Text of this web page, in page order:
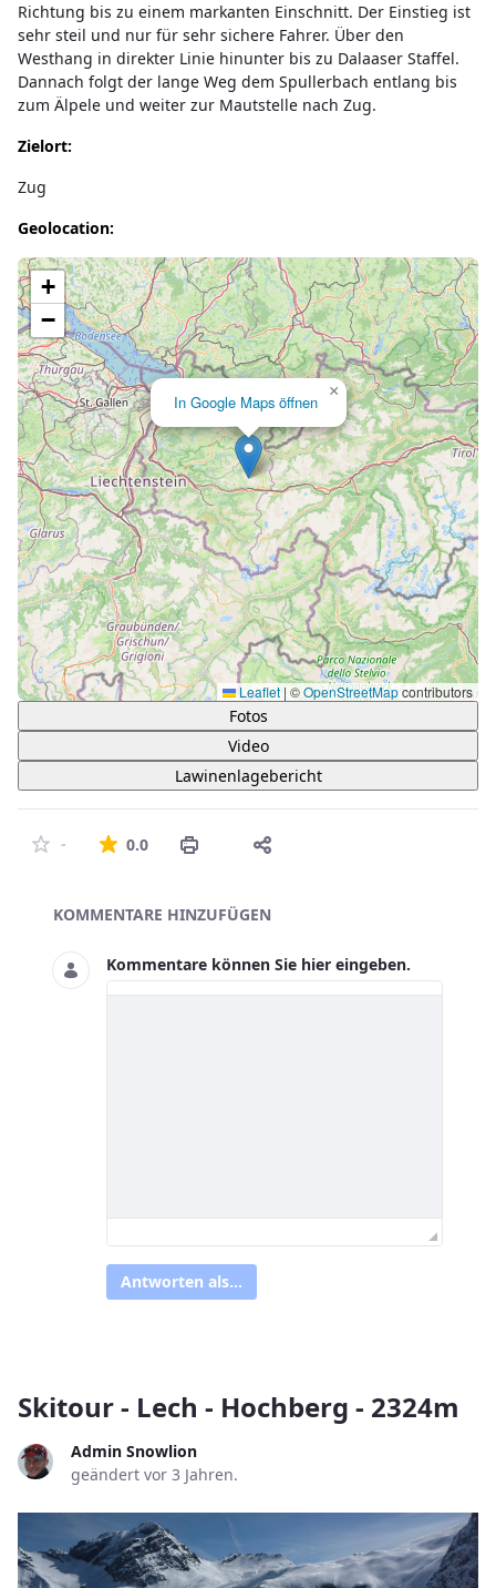
Richtung bis zu einem markanten Einschnitt. Der Einstieg ist
sehr steil und nur für sehr sichere Fahrer. Über den
Westhang in direkter Linie hinunter bis zu Dalaaser Staffel.
Dannach folgt der lange Weg dem Spullerbach entlang bis
zum Älpele und weiter zur Mautstelle nach Zug.
Zielort:
Zug
Geolocation:
Lade Karte...
In Google Maps öffnen
×
+
−
Leaflet | ©OpenStreetMapcontributors
Fotos
Video
Lawinenlagebericht
- 0.0Die durchschnittliche Bewertung ist 0 von 5
Asset-Herausgeber
KOMMENTARE HINZUFÜGEN
Kommentare können Sie hier eingeben.
Antworten als...
Skitour - Lech - Hochberg - 2324m
Admin Snowlion
geändert vor 3 Jahren.